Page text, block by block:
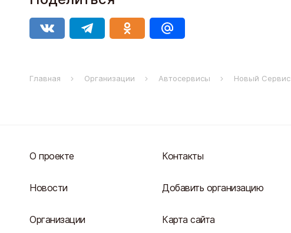
Главная Организации Автосервисы Новый Сервис
О проекте
Новости
Организации
Контакты
Добавить организацию
Карта сайта